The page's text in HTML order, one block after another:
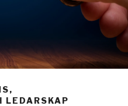
LEDARSKAP